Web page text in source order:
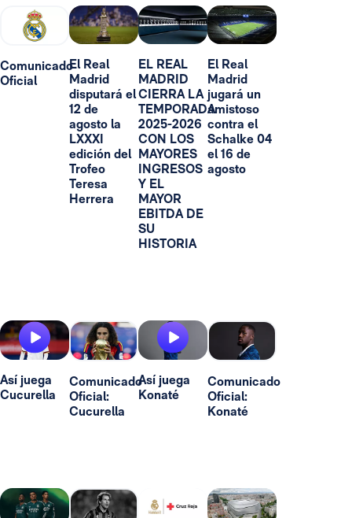
Comunicado
Oficial
El Real
Madrid
disputará el
12 de
agosto la
LXXXI
edición del
Trofeo
Teresa
Herrera
EL REAL
MADRID
CIERRA LA
TEMPORADA
2025-2026
CON LOS
MAYORES
INGRESOS
Y EL
MAYOR
EBITDA DE
SU
HISTORIA
El Real
Madrid
jugará un
amistoso
contra el
Schalke 04
el 16 de
agosto
Así juega
Cucurella
Comunicado
Oficial:
Cucurella
Así juega
Konaté
Comunicado
Oficial:
Konaté